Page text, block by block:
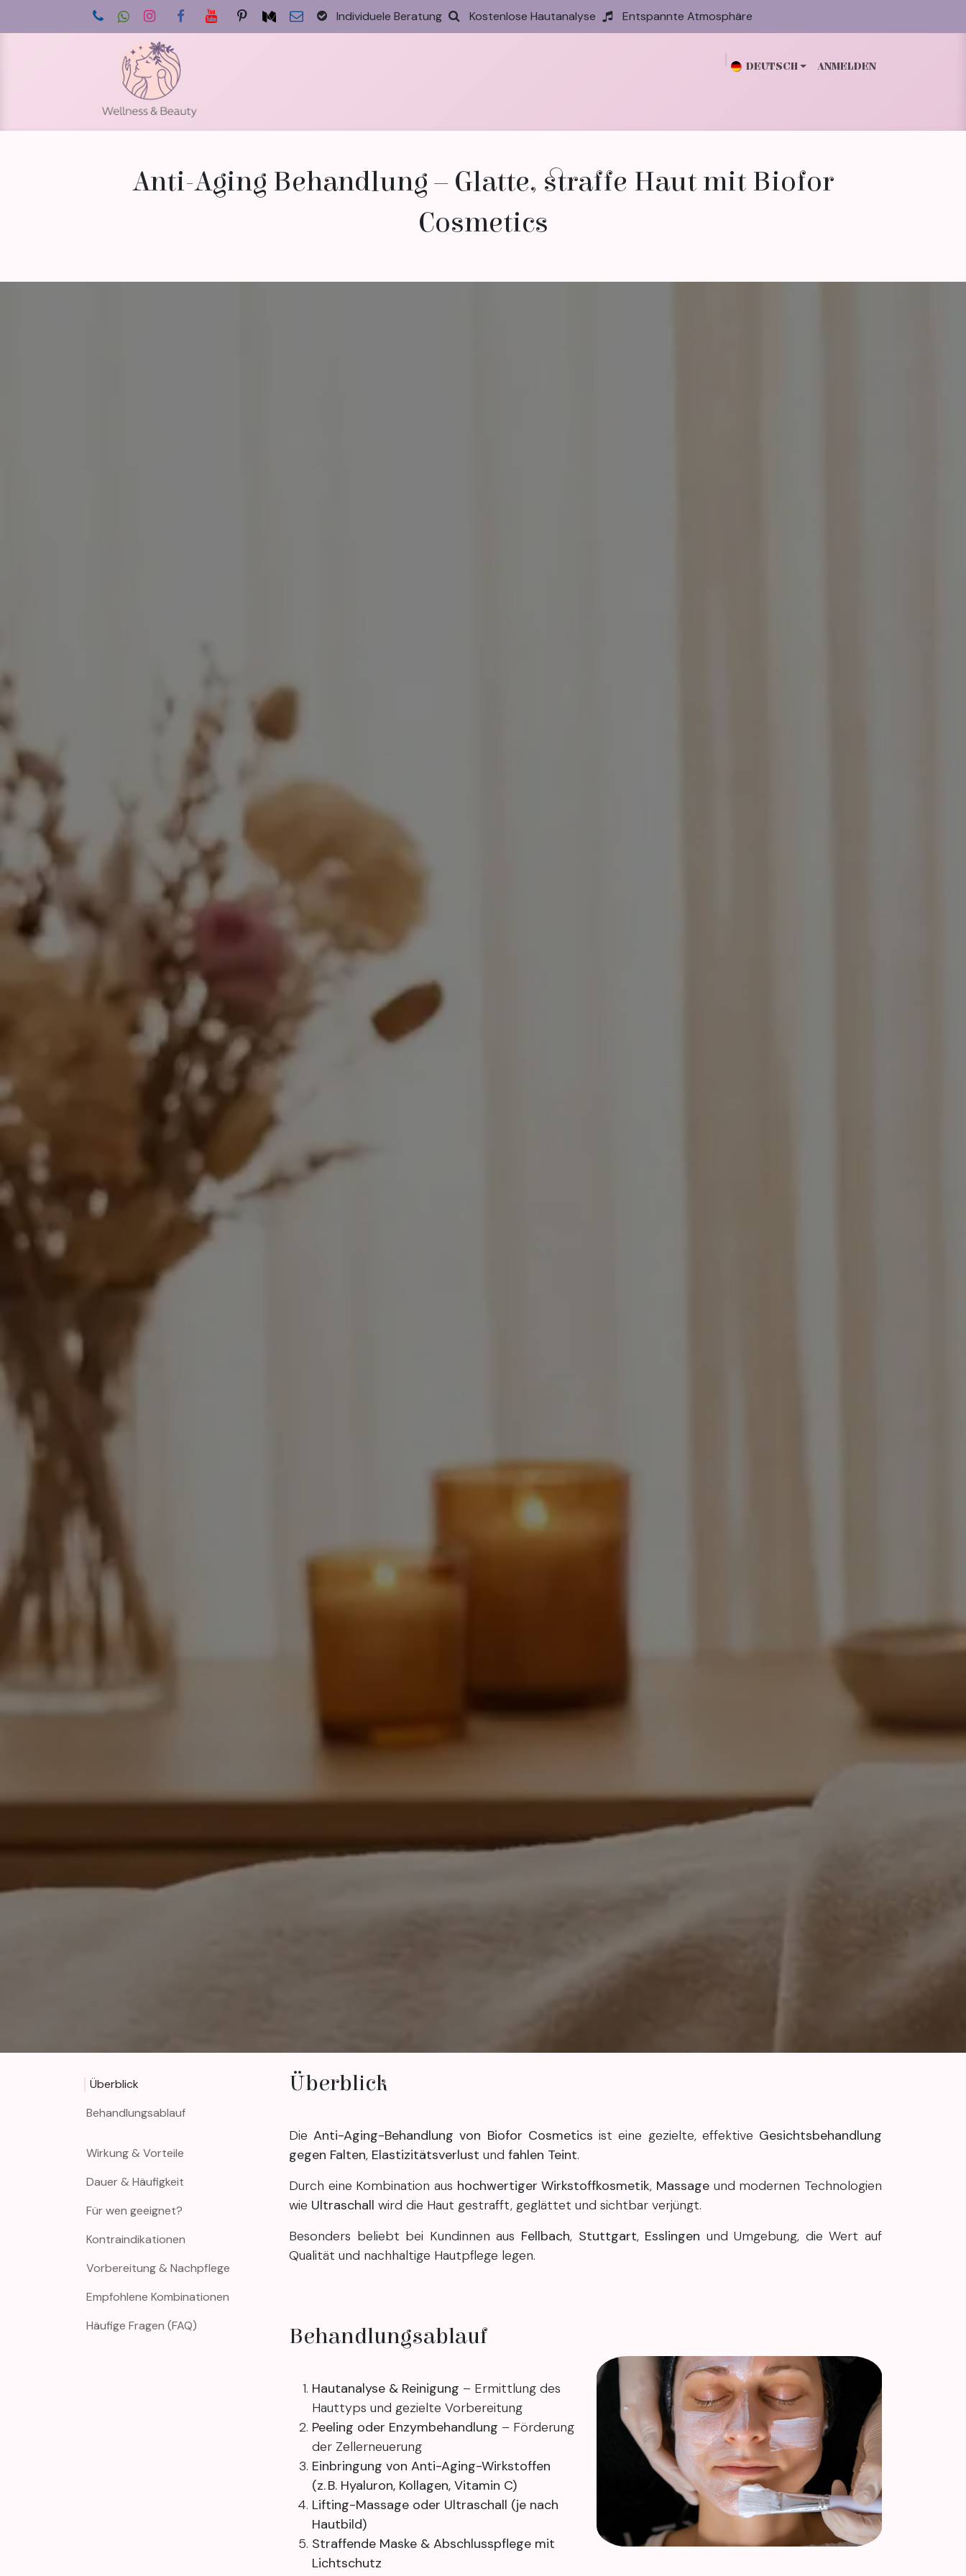
Zum Inhalt springen
Individuele Beratung Kostenlose Hautanalyse Entspannte Atmosphäre
DEUTSCH ANMELDEN
Anti-Aging Behandlung – Glatte, straffe Haut mit Biofor
Cosmetics
Überblick
Behandlungsablauf
Wirkung & Vorteile
Dauer & Häufigkeit
Für wen geeignet?
Kontraindikationen
Vorbereitung & Nachpflege
Empfohlene Kombinationen
Häufige Fragen (FAQ)
Überblick
DieAnti-Aging-Behandlung von Biofor Cosmetics ist eine gezielte, effektive Gesichtsbehandlung
gegen Falten, Elastizitätsverlust und fahlen Teint.
Durch eine Kombination aus hochwertiger Wirkstoffkosmetik, Massage und modernen Technologien
wie Ultraschall wird die Haut gestrafft, geglättet und sichtbar verjüngt.
Besonders beliebt bei Kundinnen aus Fellbach, Stuttgart, Esslingen und Umgebung, die Wert auf
Qualität und nachhaltige Hautpflege legen.
Behandlungsablauf
Hautanalyse & Reinigung – Ermittlung des
Hauttyps und gezielte Vorbereitung
Peeling oder Enzymbehandlung – Förderung
der Zellerneuerung
Einbringung von Anti-Aging-Wirkstoffen
(z. B. Hyaluron, Kollagen, Vitamin C)
Lifting-Massage oder Ultraschall (je nach
Hautbild)
Straffende Maske & Abschlusspflege mit
Lichtschutz